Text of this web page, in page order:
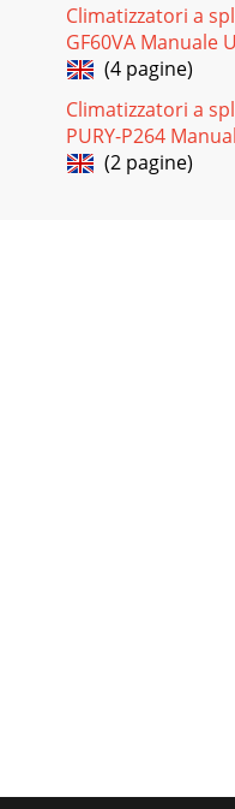
Climatizzatori a
GF60VA Manuale
(4 pagine)
Climatizzatori a
PURY-P264
(2 pagine)